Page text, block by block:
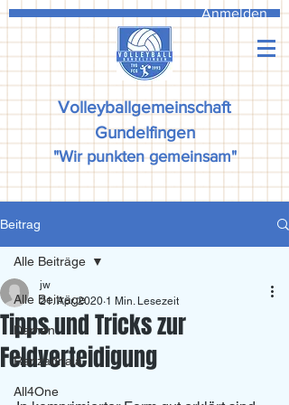
Anmelden
Volleyballgemeinschaft
Gundelfingen
"Wir punkten gemeinsam"
Beitrag
Alle Beiträge
Damen
Ranzadriala
All4One
Alle Beiträge
Tipps und Tricks zur
Feldverteidigung
jw
21. Apr. 2020 1 Min. Lesezeit